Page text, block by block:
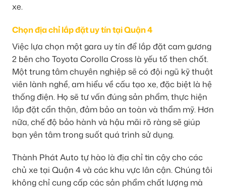
xe.
Chọn địa chỉ lắp đặt uy tín tại Quận 4
Việc lựa chọn một gara uy tín để lắp đặt cam gương
2 bên cho Toyota Corolla Cross là yếu tố then chốt.
Một trung tâm chuyên nghiệp sẽ có đội ngũ kỹ thuật
viên lành nghề, am hiểu về cấu tạo xe, đặc biệt là hệ
thống điện. Họ sẽ tư vấn đúng sản phẩm, thực hiện
lắp đặt cẩn thận, đảm bảo an toàn và thẩm mỹ. Hơn
nữa, chế độ bảo hành và hậu mãi rõ ràng sẽ giúp
bạn yên tâm trong suốt quá trình sử dụng.
Thành Phát Auto tự hào là địa chỉ tin cậy cho các
chủ xe tại Quận 4 và các khu vực lân cận. Chúng tôi
không chỉ cung cấp các sản phẩm chất lượng mà